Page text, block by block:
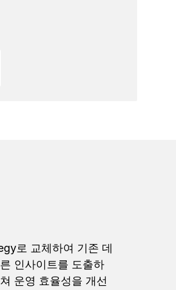
로 교체하여 기존 데
인사이트를 도출하
운영 효율성을 개선